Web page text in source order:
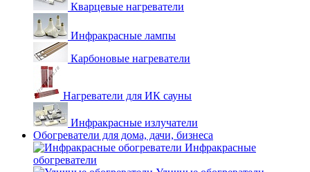
Кварцевые нагреватели
Инфракрасные лампы
Карбоновые нагреватели
Нагреватели для ИК сауны
Инфракрасные излучатели
Обогреватели для дома, дачи, бизнеса
Инфракрасные
обогреватели